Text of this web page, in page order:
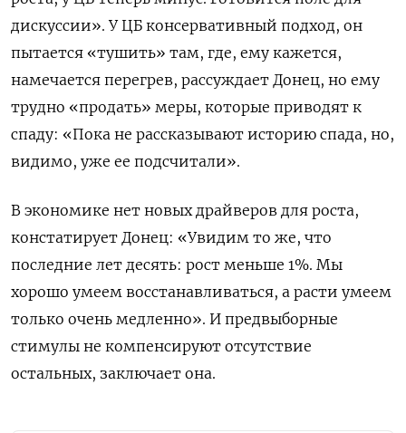
дискуссии». У ЦБ консервативный подход, он
пытается «тушить» там, где, ему кажется,
намечается перегрев, рассуждает Донец, но ему
трудно «продать» меры, которые приводят к
спаду: «Пока не рассказывают историю спада, но,
видимо, уже ее подсчитали».
В экономике нет новых драйверов для роста,
констатирует Донец: «Увидим то же, что
последние лет десять: рост меньше 1%. Мы
хорошо умеем восстанавливаться, а расти умеем
только очень медленно». И предвыборные
стимулы не компенсируют отсутствие
остальных, заключает она.